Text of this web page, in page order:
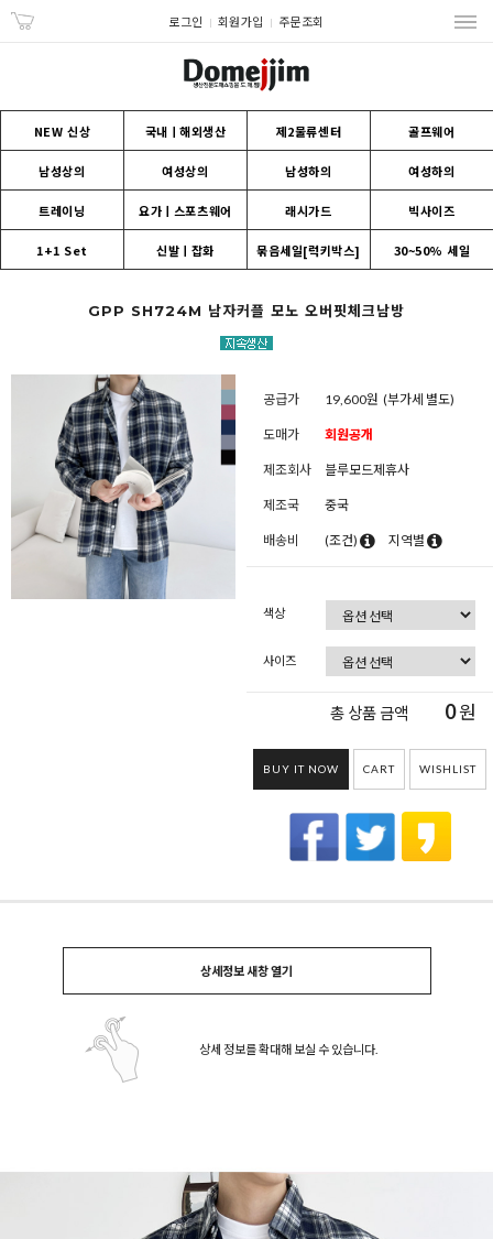
로그인 회원가입 주문조회
NEW 신상 국내ㅣ해외생산 제2물류센터 골프웨어
남성상의 여성상의 남성하의 여성하의
트레이닝 요가ㅣ스포츠웨어 래시가드 빅사이즈
1+1 Set 신발ㅣ잡화 묶음세일[럭키박스] 30~50% 세일
GPP SH724M 남자커플 모노 오버핏체크남방
공급가 19,600원 (부가세 별도)
도매가 회원공개
제조회사 블루모드제휴사
제조국 중국
배송비 (조건) 지역별
색상
사이즈
총 상품 금액 0원
BUY IT NOW CART WISHLIST
상세정보 새창 열기
상세 정보를 확대해 보실 수 있습니다.